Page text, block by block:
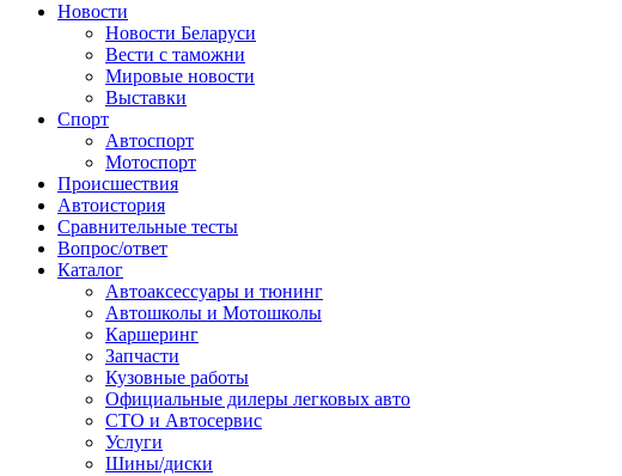
Сайт про автомобили
Новости
Новости Беларуси
Вести с таможни
Мировые новости
Выставки
Спорт
Автоспорт
Мотоспорт
Происшествия
Автоистория
Сравнительные тесты
Вопрос/ответ
Каталог
Автоакcессуары и тюнинг
Автошколы и Мотошколы
Каршеринг
Запчасти
Кузовные работы
Официальные дилеры легковых авто
СТО и Автосервис
Услуги
Шины/диски